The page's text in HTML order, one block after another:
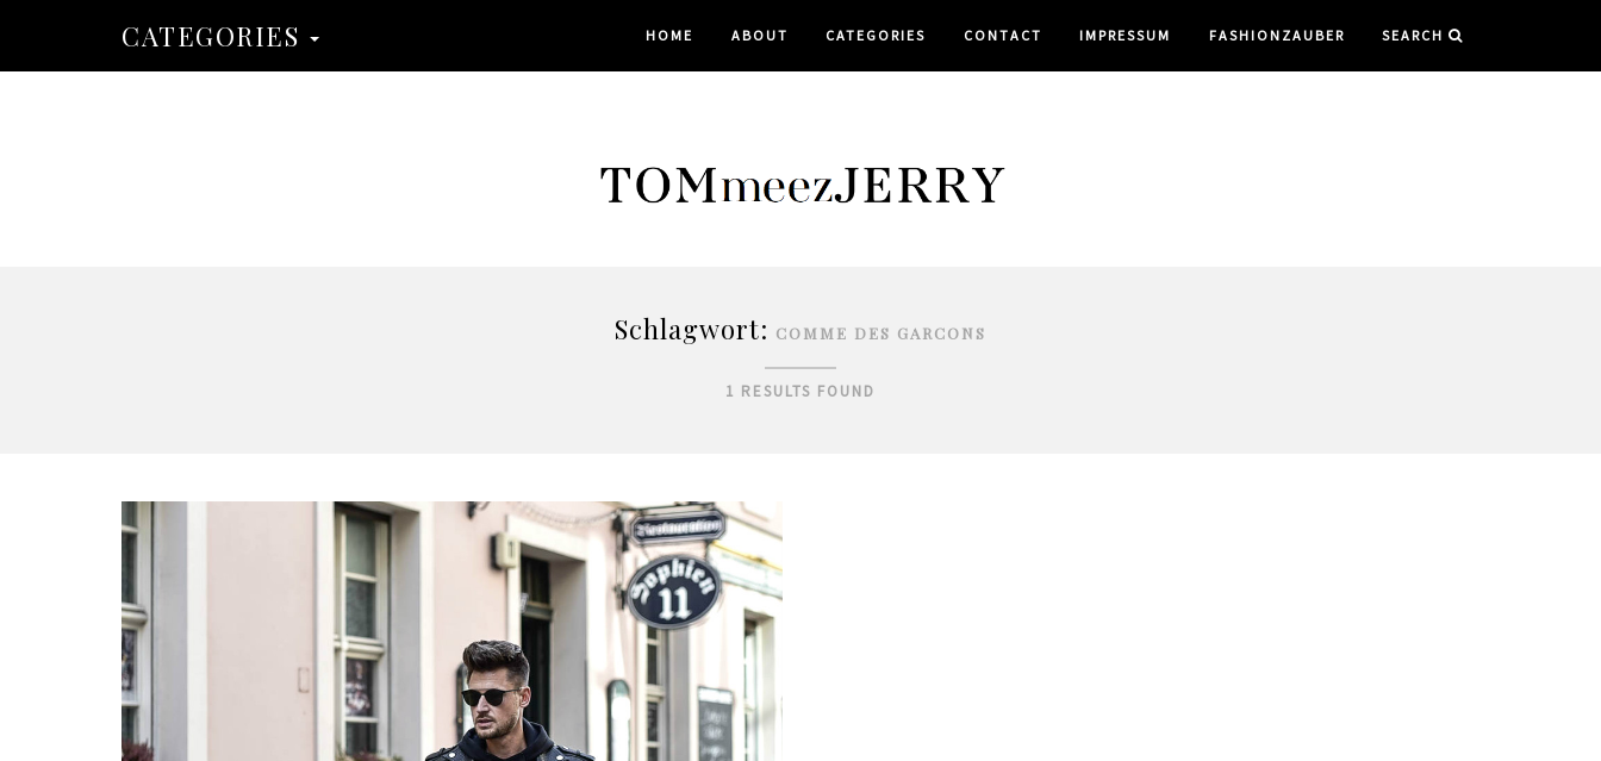
CATEGORIES HOME ABOUT CATEGORIES CONTACT IMPRESSUM FASHIONZAUBER SEARCH
Schlagwort: COMME DES GARCONS
1 RESULTS FOUND